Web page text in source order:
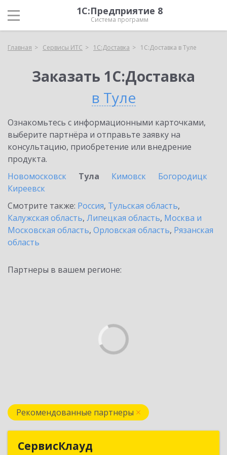
1С:Предприятие 8
Система программ
Главная Сервисы ИТС 1С:Доставка 1С:Доставка в Туле
Заказать 1С:Доставка
в Туле
Ознакомьтесь с информационными карточками,
выберите партнёра и отправьте заявку на
консультацию, приобретение или внедрение
продукта.
Новомосковск
Тула Кимовск
Богородицк
Киреевск
Смотрите также: Россия, Тульская область,
Калужская область, Липецкая область, Москва и
Московская область, Орловская область, Рязанская
область
Партнеры в вашем регионе:
Рекомендованные партнеры
СервисКлауд